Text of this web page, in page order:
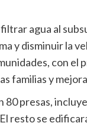
agua al
y disminuir la
con el
familias y
presas,
resto se